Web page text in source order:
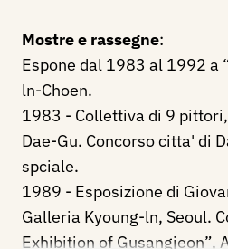
Mostre e rassegne:
Espone dal 1983 al 1992 a
ln-Choen.
1983 - Collettiva di 9
Dae-Gu. Concorso citta' di
spciale.
1989 - Esposizione di
Galleria Kyoung-ln, Seoul.
Exhibition of Gusangjeon”,